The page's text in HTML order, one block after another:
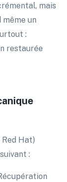
mais
un
:
restaurée
Hat)
: